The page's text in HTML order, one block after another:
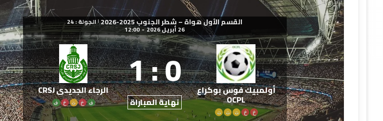
القسم الأول هواة – شطر الجنوب 2025-2026 | الجولة : 24
26 أبريل 2026 -
12:00
أولمبيك فوس بوكراع
OCPL
خ خ ت ت ت
0
:
1
نهاية المباراة
الرجاء الجديدي CRSJ
ف خ ت خ ف